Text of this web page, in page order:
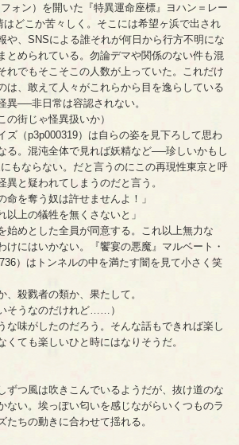
ォン）を開いた『特異運命座標』ヨハン＝レー
はどこか苦々しく。そこには希望ヶ浜で出され
や、SNSによる誰それが何日から行方不明にな
とめられている。勿論デマや関係のない件も混
れでもそこそこの人数が上っていた。これだけ
は、敢えて人々がこれらから目を逸らしている
異──非日常は容認されない。
の街じゃ怪異扱いか）
（p3p000319）は自らの姿を見下ろして思わ
る。混沌全体で見れば妖精など──珍しいかもし
もならない。だと言うのにこの再現性東京と呼
異と疑われてしまうのだと言う。
命を奪う奴は許せませんよ！」
以上の犠牲を無くさないと」
始めとした全員が同意する。これ以上無力な
けにはいかない。『饗宴の悪魔』マルベート・
）はトンネルの中を満たす闇を見て小さく笑
殺戮者の類か、果たして。
そうなのだけれど……）
味がしたのだろう。そんな話もできれば楽し
くても楽しいひと時にはなりそうだ。
つ風は吹きこんでいるようだが、抜け道のな
ない。埃っぽい匂いを感じながらいくつものラ
たちの動きに合わせて揺れる。